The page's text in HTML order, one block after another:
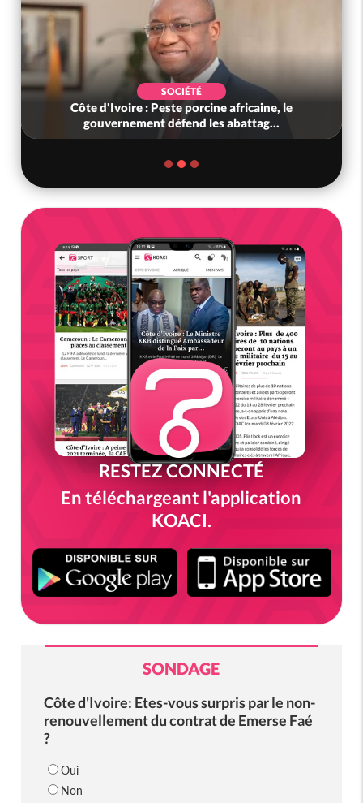
SOCIÉTÉ
Côte d'Ivoire : Peste porcine africaine, le
gouvernement défend les abattag...
RESTEZ CONNECTÉ
En téléchargeant l'application
KOACI.
SONDAGE
Côte d'Ivoire: Etes-vous surpris par le non-
renouvellement du contrat de Emerse Faé
?
Oui
Non